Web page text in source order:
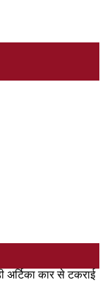
अर्टिका कार से टकराई